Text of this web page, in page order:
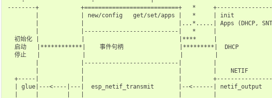
--------+            +===========================+   *
|            | new/config   get/set/apps |   *     | init
|            |                           |...*.....| Apps (DHCP,
|            |---------------------------|   *     |
初始化 |            |                           |****     |
启动   |************|    事件句柄                |*********|  DHCP
停止   |            |                           |         |
|            |---------------------------|         |
|            |                           |         |    NETIF
+-----|            |                           |
| glue|---<----|---|  esp_netif_transmit       |--<------| netif_output